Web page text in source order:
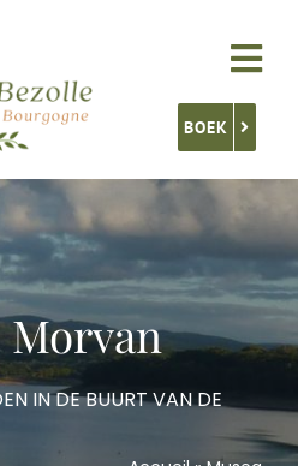
BOEK
IN DE BUURT VAN DE